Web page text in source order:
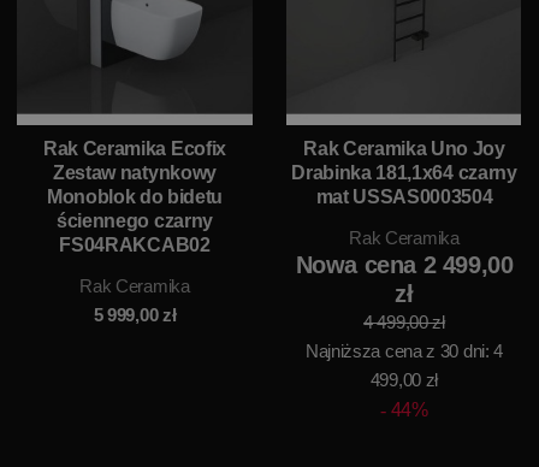
Rak Ceramika Ecofix
Zestaw natynkowy
Monoblok do bidetu
ściennego czarny
FS04RAKCAB02
Rak Ceramika
5 999,00zł
Rak Ceramika Uno Joy
Drabinka 181,1x64 czarny
mat USSAS0003504
Rak Ceramika
Nowa cena 2 499,00
zł
4 499,00 zł
Najniższa cena z 30 dni: 4
499,00 zł
44%